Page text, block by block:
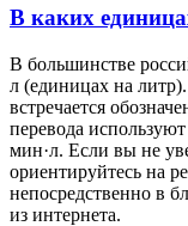
В каких
В большинстве
л (единицах на
встречается
перевода
мин·л. Если вы не
ориентируйтесь на
непосредственно в
из интернета.